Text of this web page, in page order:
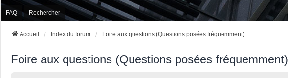
FAQ Rechercher
Accueil Index du forum Foire aux questions (Questions posées fréquemment)
Foire aux questions (Questions posées fréquemment)